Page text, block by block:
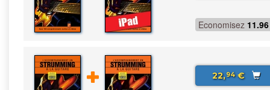
Economisez 11.96
22,94€